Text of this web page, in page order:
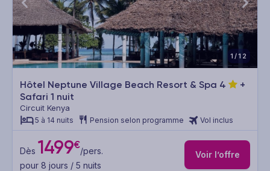
1/12
Hôtel Neptune Village Beach Resort & Spa 4
+
Safari 1 nuit
Circuit Kenya
5 à 14 nuits Pension selon programme Vol inclus
Dès 1499€/pers.
pour 8 jours / 5 nuits
Voir l’offre